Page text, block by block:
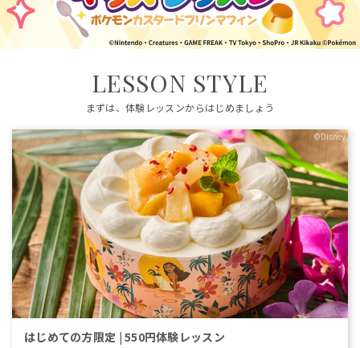
LESSON STYLE
まずは、体験レッスンからはじめましょう
©Disney
はじめての方限定 | 550円体験レッスン